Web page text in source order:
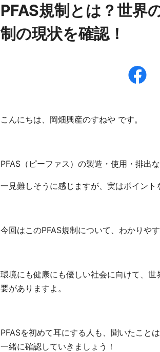
PFAS規制とは？世界
制の現状を確認！
こんにちは、岡畑興産のすねや です。
PFAS（ピーファス）の製造・使用・排出
一見難しそうに感じますが、実はポイント
今回はこのPFAS規制について、わかりや
環境にも健康にも優しい社会に向けて、
要がありますよ。
PFASを初めて耳にする人も、聞いたこと
一緒に確認していきましょう！